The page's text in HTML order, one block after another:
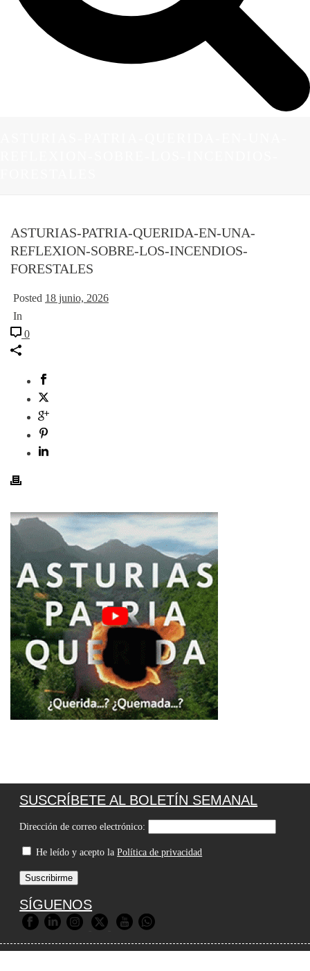
ASTURIAS-PATRIA-QUERIDA-EN-UNA-
REFLEXION-SOBRE-LOS-INCENDIOS-
FORESTALES
Posted 18 junio, 2026
In
0
SUSCRÍBETE AL BOLETÍN SEMANAL
Dirección de correo electrónico:
He leído y acepto laPolítica de privacidad
SÍGUENOS